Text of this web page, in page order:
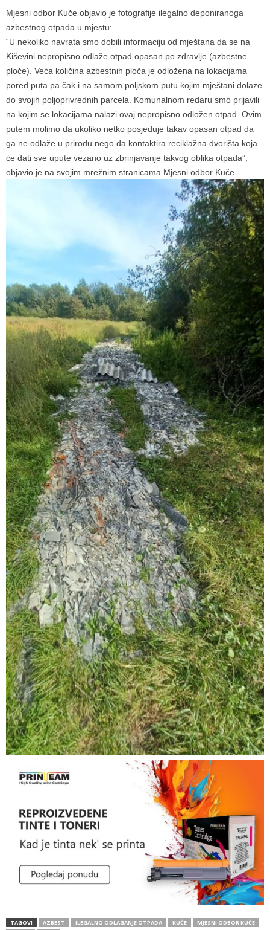
Mjesni odbor Kuče objavio je fotografije ilegalno deponiranoga
azbestnog otpada u mjestu:
“U nekoliko navrata smo dobili informaciju od mještana da se na
Kiševini nepropisno odlaže otpad opasan po zdravlje (azbestne
ploče). Veća količina azbestnih ploča je odložena na lokacijama
pored puta pa čak i na samom poljskom putu kojim mještani dolaze
do svojih poljoprivrednih parcela. Komunalnom redaru smo prijavili
na kojim se lokacijama nalazi ovaj nepropisno odložen otpad. Ovim
putem molimo da ukoliko netko posjeduje takav opasan otpad da
ga ne odlaže u prirodu nego da kontaktira reciklažna dvorišta koja
će dati sve upute vezano uz zbrinjavanje takvog oblika otpada”,
objavio je na svojim mrežnim stranicama Mjesni odbor Kuče.
TAGOVI AZBEST ILEGALNO ODLAGANJE OTPADA KUČE
MJESNI ODBOR KUČE